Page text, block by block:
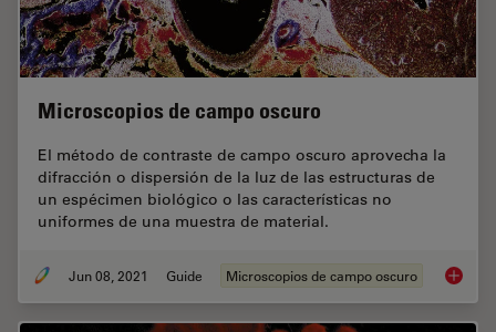
Microscopios de campo oscuro
El método de contraste de campo oscuro aprovecha la
difracción o dispersión de la luz de las estructuras de
un espécimen biológico o las características no
uniformes de una muestra de material.
Jun 08, 2021 Guide Microscopios de campo oscuro